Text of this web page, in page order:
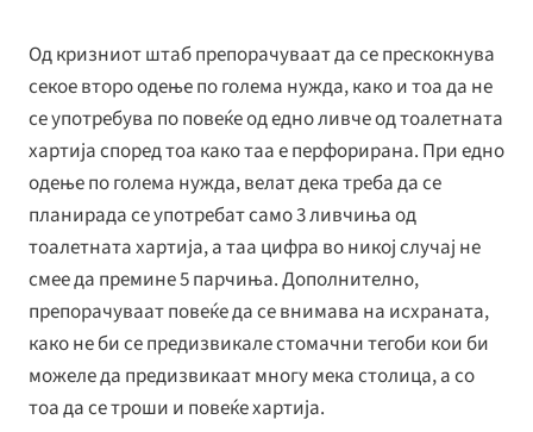
Од кризниот штаб препорачуваат да се прескокнува
секое второ одење по голема нужда, како и тоа да не
се употребува по повеќе од едно ливче од тоалетната
хартија според тоа како таа е перфорирана. При едно
одење по голема нужда, велат дека треба да се
планирада се употребат само 3 ливчиња од
тоалетната хартија, а таа цифра во никој случај не
смее да премине 5 парчиња. Дополнително,
препорачуваат повеќе да се внимава на исхраната,
како не би се предизвикале стомачни тегоби кои би
можеле да предизвикаат многу мека столица, а со
тоа да се троши и повеќе хартија.